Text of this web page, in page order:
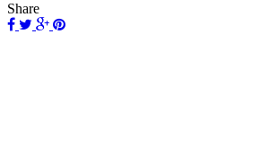
Share